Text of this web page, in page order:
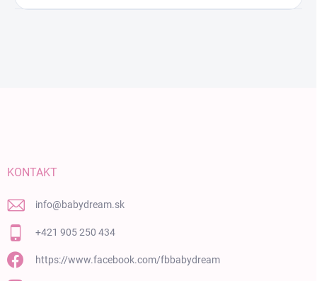
KONTAKT
info@babydream.sk
+421 905 250 434
https://www.facebook.com/fbbabydream